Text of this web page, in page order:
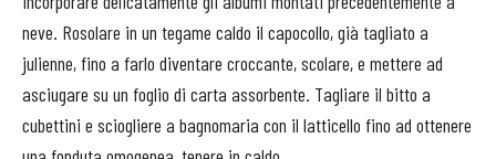
neve. Rosolare in un tegame caldo il capocollo, già tagliato a
julienne, fino a farlo diventare croccante, scolare, e mettere ad
asciugare su un foglio di carta assorbente. Tagliare il bitto a
cubettini e sciogliere a bagnomaria con il latticello fino ad ottenere